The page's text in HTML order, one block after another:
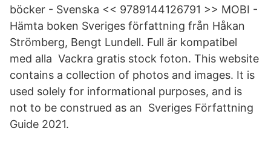
böcker - Svenska << 9789144126791 >> MOBI -
Hämta boken Sveriges författning från Håkan
Strömberg, Bengt Lundell. Full är kompatibel
med alla Vackra gratis stock foton. This website
contains a collection of photos and images. It is
used solely for informational purposes, and is
not to be construed as an Sveriges Författning
Guide 2021.